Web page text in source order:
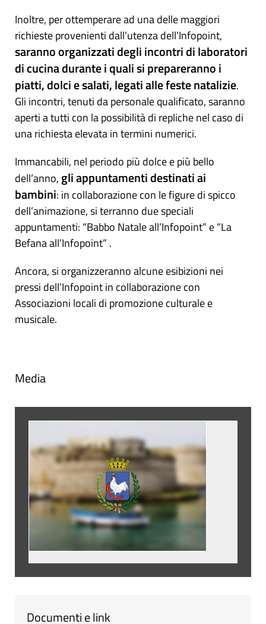
Inoltre, per ottemperare ad una delle maggiori
richieste provenienti dall’utenza dell’Infopoint,
saranno organizzati degli incontri di laboratori
di cucina durante i quali si prepareranno i
piatti, dolci e salati, legati alle feste natalizie.
Gli incontri, tenuti da personale qualificato, saranno
aperti a tutti con la possibilità di repliche nel caso di
una richiesta elevata in termini numerici.
Immancabili, nel periodo più dolce e più bello
dell’anno, gli appuntamenti destinati ai
bambini: in collaborazione con le figure di spicco
dell’animazione, si terranno due speciali
appuntamenti: “Babbo Natale all’Infopoint” e “La
Befana all’Infopoint” .
Ancora, si organizzeranno alcune esibizioni nei
pressi dell’Infopoint in collaborazione con
Associazioni locali di promozione culturale e
musicale.
Media
Documenti e link